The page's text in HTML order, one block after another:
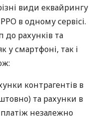
види еквайрингу
в одному сервісі.
до рахунків та
у смартфоні, так і
контрагентів в
та рахунки в
незалежно